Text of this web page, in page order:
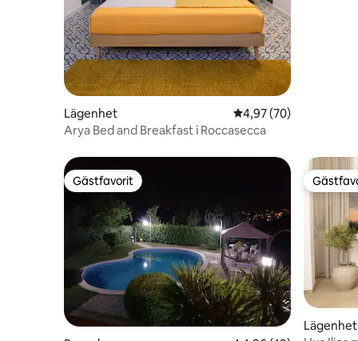
Lägenhet 4,97 av 5 i
4,97 (70)
Arya Bed and Breakfast i Roccasecca
Gästfavorit
Gästfavorit
Lägenhet